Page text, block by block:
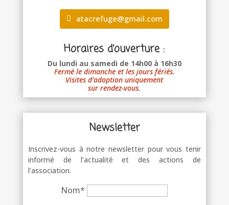
atacrefuge@gmail.com
Horaires d’ouverture :
Du lundi au samedi de 14h00 à 16h30
Fermé le dimanche et les jours fériés.
Visites d’adoption uniquement
sur rendez-vous.
Newsletter
Inscrivez-vous à notre newsletter pour vous tenir
informé de l’actualité et des actions de
l’association.
Nom*